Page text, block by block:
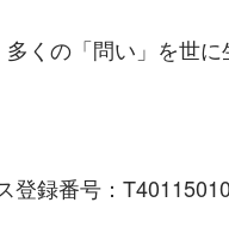
くの「問い」を世
録番号：